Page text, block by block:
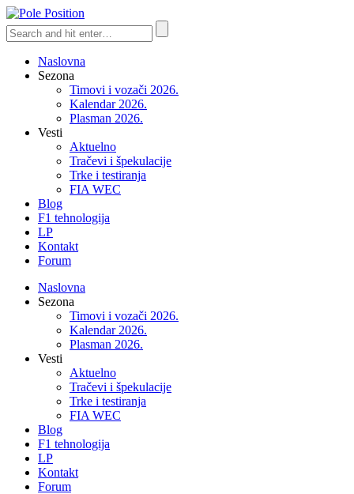
Naslovna
Sezona
Timovi i vozači 2026.
Kalendar 2026.
Plasman 2026.
Vesti
Aktuelno
Tračevi i špekulacije
Trke i testiranja
FIA WEC
Blog
F1 tehnologija
LP
Kontakt
Forum
Naslovna
Sezona
Timovi i vozači 2026.
Kalendar 2026.
Plasman 2026.
Vesti
Aktuelno
Tračevi i špekulacije
Trke i testiranja
FIA WEC
Blog
F1 tehnologija
LP
Kontakt
Forum